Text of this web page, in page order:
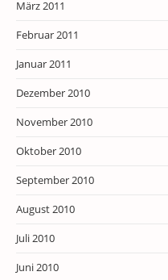
März 2011
Februar 2011
Januar 2011
Dezember 2010
November 2010
Oktober 2010
September 2010
August 2010
Juli 2010
Juni 2010